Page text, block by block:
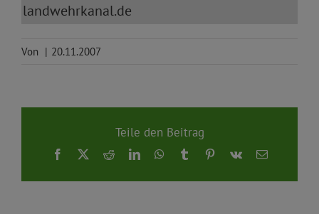
landwehrkanal.de
Von | 20.11.2007
Teile den Beitrag
Facebook
X RedditLinkedInWhatsApp
TumblrPinterest
Vk
E-